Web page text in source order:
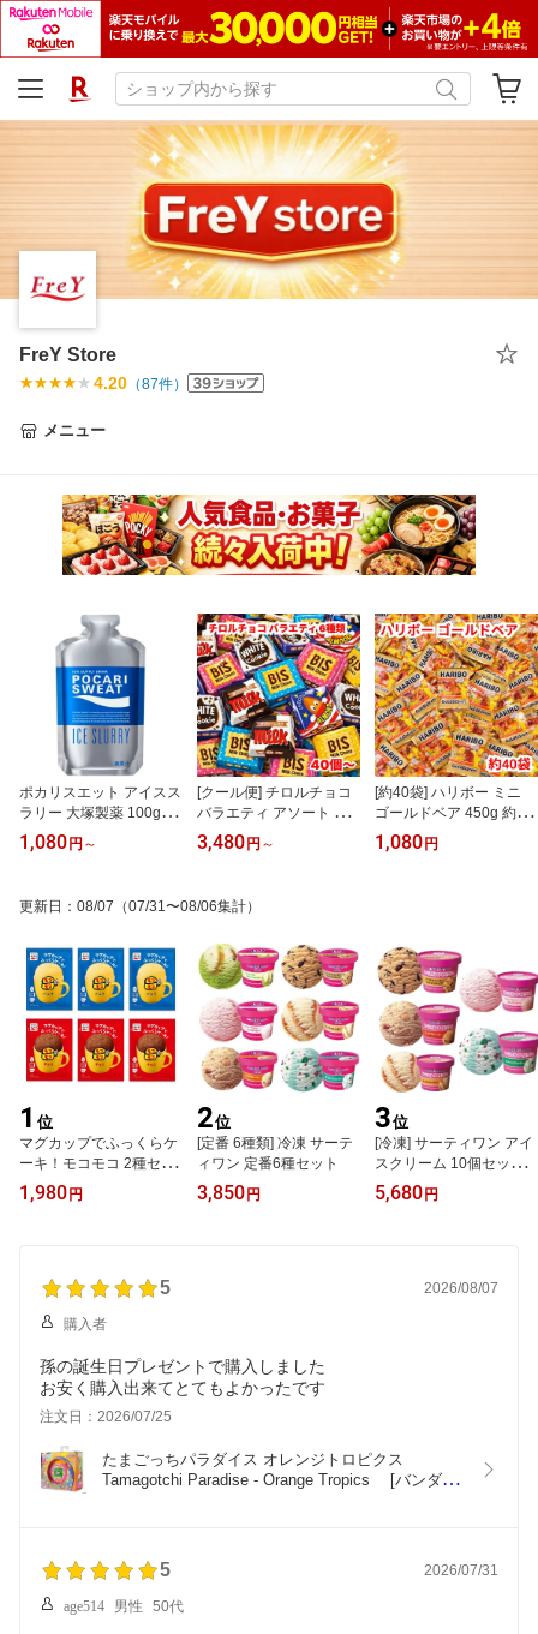
FreY Store
4.20 （87件）
メニュー
ポカリスエット アイスス
ラリー 大塚製薬 100g 10
00円ポッキリ送料無料
お買い物マラソン 熱中症
1,080 円 ～
[クール便] チロルチョコ
バラエティ アソート 個
包装 お菓子 詰め合わせ
ギフト プレゼント お買
3,480 円 ～
[約40袋] ハリボー ミニ
ゴールドベア 450g 約40
袋 定番フレーバー 人気
個包装 シェアパック ギ
1,080 円
更新日 ： 08/07 （07/31〜08/06集計）
1 位
マグカップでふっくらケ
ーキ！モコモコ 2種セッ
ト6袋 バニラ チョコ 永谷
園 管理NC2026072503
1,980 円
2位
[定番 6種類] 冷凍 サーテ
ィワン 定番6種セット
3,850 円
3位
[冷凍] サーティワン アイ
スクリーム 10個セット 5
種類 [各2個] アソートセ
ット ギフト 贈り物
5,680 円
5 2026/08/07
購入者
孫の誕生日プレゼントで購入しました
お安く購入出来てとてもよかったです
注文日：2026/07/25
たまごっちパラダイス オレンジトロピクス
Tamagotchi Paradise - Orange Tropics 　[バンダイ
5 2026/07/31
age514 男性 50代